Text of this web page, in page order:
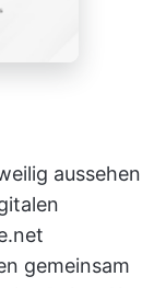
aussehen
gemeinsam